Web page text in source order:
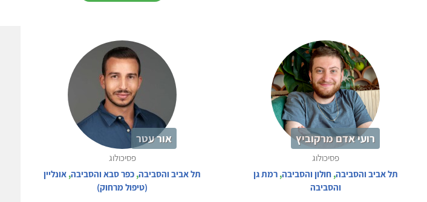
רועי אדם מרקוביץ
פסיכולוג
תל אביב והסביבה,חולון והסביבה,רמת גן
והסביבה
אור עטר
פסיכולוג
תל אביב והסביבה, כפר סבא והסביבה, אונליין
(טיפול מרחוק)